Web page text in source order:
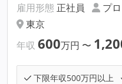
雇用形態 正社員
プ
東京
年収 600万円 〜
下限年収500万円以上